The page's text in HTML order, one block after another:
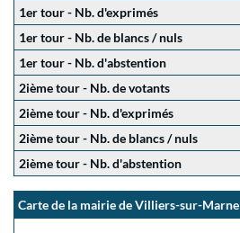
1er tour - Nb. d'exprimés
1er tour - Nb. de blancs / nuls
1er tour - Nb. d'abstention
2ième tour - Nb. de votants
2ième tour - Nb. d'exprimés
2ième tour - Nb. de blancs / nuls
2ième tour - Nb. d'abstention
Carte de la mairie de Villiers-sur-Marne